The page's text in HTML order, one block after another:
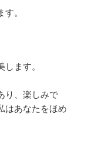
。
ます。
り、楽しみで
はあなたをほめ